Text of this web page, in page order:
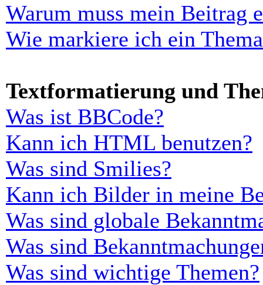
Warum muss mein Beitrag
Wie markiere ich ein
Textformatierung und
Was ist BBCode?
Kann ich HTML benutzen?
Was sind Smilies?
Kann ich Bilder in meine
Was sind globale
Was sind
Was sind wichtige Themen?